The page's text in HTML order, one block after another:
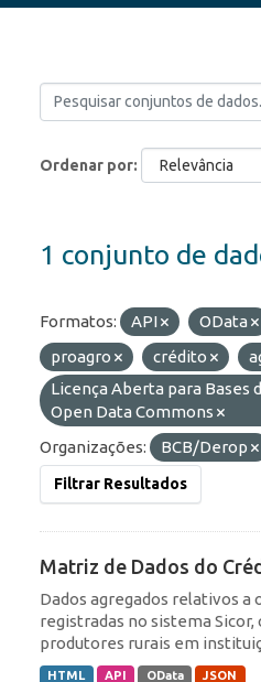
Ordenar por
1 conjunto de
Formatos: API OData
proagro
crédito
Licença Aberta para Bases
Open Data Commons
Organizações:
BCB/Derop
Filtrar Resultados
Matriz de Dados do
Dados agregados relativos a
registradas no sistema
produtores rurais em
HTML API OData JSON